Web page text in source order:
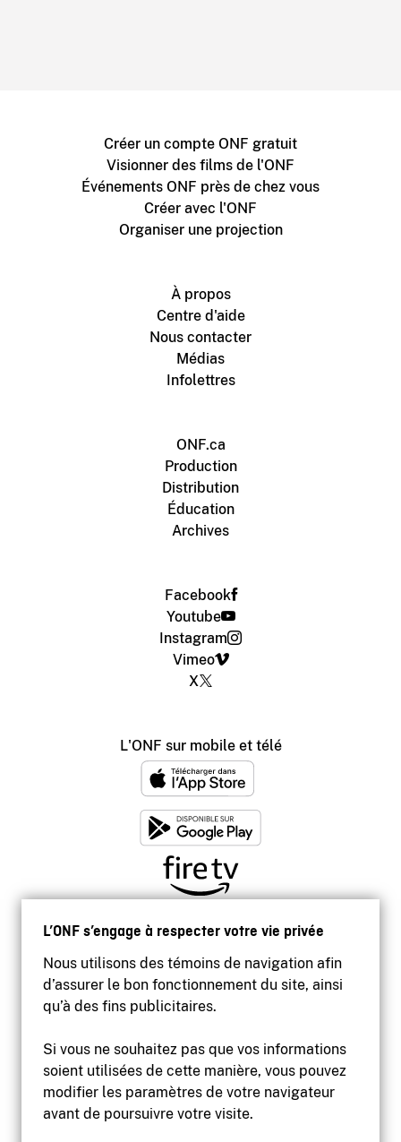
L’ONF s’engage à respecter votre vie privée
Nous utilisons des témoins de navigation afin
d’assurer le bon fonctionnement du site, ainsi
qu’à des fins publicitaires.
Si vous ne souhaitez pas que vos informations
soient utilisées de cette manière, vous pouvez
modifier les paramètres de votre navigateur
avant de poursuivre votre visite.
Créer un compte ONF gratuit
Visionner des films de l'ONF
Événements ONF près de chez vous
Créer avec l'ONF
Organiser une projection
À propos
Centre d'aide
Nous contacter
Médias
Infolettres
ONF.ca
Production
Distribution
Éducation
Archives
Facebook
Youtube
Instagram
Vimeo
X
L'ONF sur mobile et télé
Accessibilité
Site institutionnel